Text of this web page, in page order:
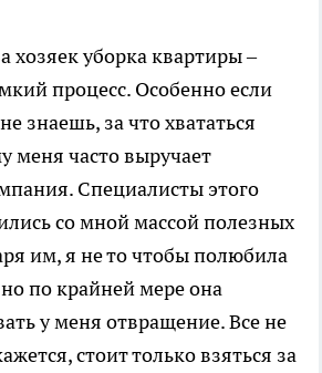
хозяек уборка квартиры –
процесс. Особенно если
знаешь, за что хвататься
меня часто выручает
. Специалисты этого
со мной массой полезных
им, я не то чтобы полюбила
по крайней мере она
у меня отвращение. Все не
стоит только взяться за